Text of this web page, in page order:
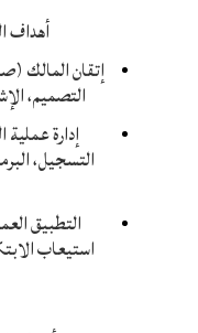
أهداف
إتقان المالك
التصميم،
إدارة
التسجيل،
التطبيق
استيعاب